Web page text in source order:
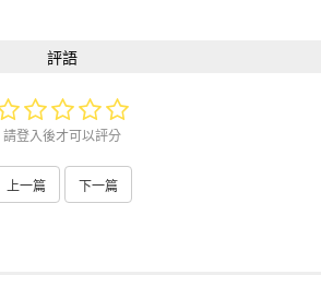
評語
請登入後才可以評分
上一篇 下一篇